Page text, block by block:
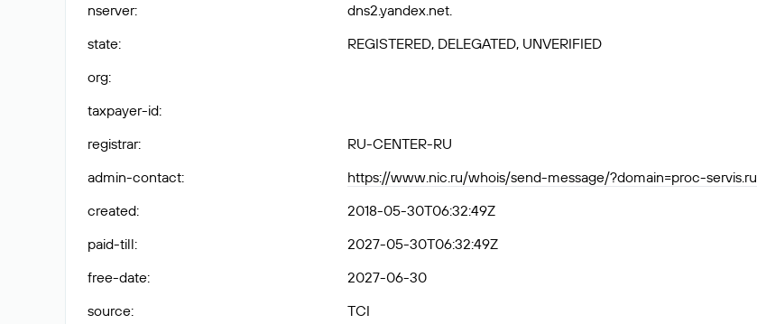
nserver:
dns2.yandex.net.
state:
REGISTERED, DELEGATED, UNVERIFIED
org:
taxpayer-id:
registrar:
RU-CENTER-RU
admin-contact:
https://www.nic.ru/whois/send-message/?domain=proc-servis.ru
created:
2018-05-30T06:32:49Z
paid-till:
2027-05-30T06:32:49Z
free-date:
2027-06-30
source: TCI